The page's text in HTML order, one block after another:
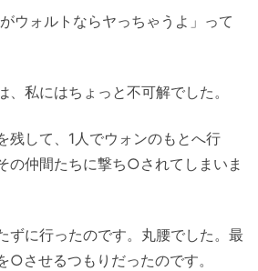
ウォルトならヤっちゃうよ」って
、私にはちょっと不可解でした。
残して、1人でウォンのもとへ行
の仲間たちに撃ち○されてしまいま
ずに行ったのです。丸腰でした。最
○させるつもりだったのです。